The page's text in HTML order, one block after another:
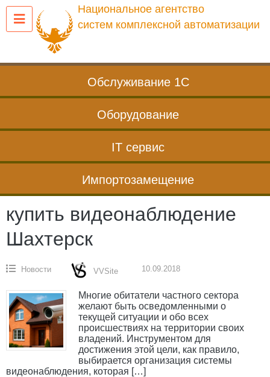
Перейти
содержанию
Национальное агентство
систем комплексной автоматизации
Обслуживание 1С
Оборудование
IT сервис
Импортозамещение
купить видеонаблюдение
Шахтерск
Новости VVSite 10.09.2018
Многие обитатели частного сектора
желают быть осведомленными о
текущей ситуации и обо всех
происшествиях на территории своих
владений. Инструментом для
достижения этой цели, как правило,
выбирается организация системы
видеонаблюдения, которая […]